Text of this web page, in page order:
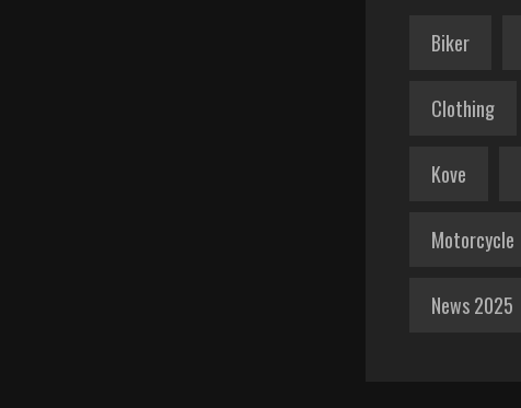
Biker
Clothing
Kove
Motorcycle
News 2025